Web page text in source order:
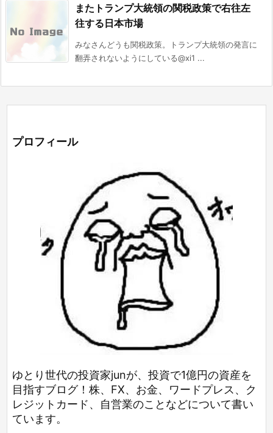
またトランプ大統領の関税政策で右往左
往する日本市場
みなさんどうも関税政策。トランプ大統領の発言に
翻弄されないようにしている@xi1 ...
プロフィール
ゆとり世代の投資家junが、投資で1億円の資産を
目指すブログ！株、FX、お金、ワードプレス、ク
レジットカード、自営業のことなどについて書い
ています。